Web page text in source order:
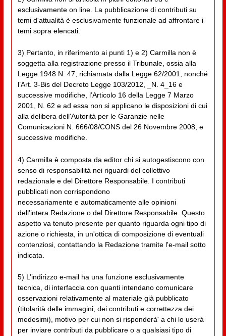
esclusivamente on line. La pubblicazione di contributi su
temi d'attualità è esclusivamente funzionale ad affrontare i
temi sopra elencati.
3) Pertanto, in riferimento ai punti 1) e 2) Carmilla non è
soggetta alla registrazione presso il Tribunale, ossia alla
Legge 1948 N. 47, richiamata dalla Legge 62/2001, nonché
l’Art. 3-Bis del Decreto Legge 103/2012, _N. 4_16 e
successive modifiche, l’Articolo 16 della Legge 7 Marzo
2001, N. 62 e ad essa non si applicano le disposizioni di cui
alla delibera dell'Autorità per le Garanzie nelle
Comunicazioni N. 666/08/CONS del 26 Novembre 2008, e
successive modifiche.
4) Carmilla è composta da editor chi si autogestiscono con
senso di responsabilità nei riguardi del collettivo
redazionale e del Direttore Responsabile. I contributi
pubblicati non corrispondono
necessariamente e automaticamente alle opinioni
dell'intera Redazione o del Direttore Responsabile. Questo
aspetto va tenuto presente per quanto riguarda ogni tipo di
azione o richiesta, in un'ottica di composizione di eventuali
contenziosi, contattando la Redazione tramite l'e-mail sotto
indicata.
5) L’indirizzo e-mail ha una funzione esclusivamente
tecnica, di interfaccia con quanti intendano comunicare
osservazioni relativamente al materiale già pubblicato
(titolarità delle immagini, dei contributi e correttezza dei
medesimi), motivo per cui non si risponderà' a chi lo userà
per inviare contributi da pubblicare o a qualsiasi tipo di